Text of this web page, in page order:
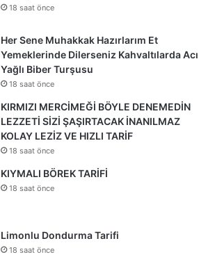
18 saat önce
Her Sene Muhakkak Hazırlarım Et
Yemeklerinde Dilerseniz Kahvaltılarda Acı
Yağlı Biber Turşusu
18 saat önce
KIRMIZI MERCİMEĞİ BÖYLE DENEMEDİN
LEZZETİ SİZİ ŞAŞIRTACAK İNANILMAZ
KOLAY LEZİZ VE HIZLI TARİF
18 saat önce
KIYMALI BÖREK TARİFİ
18 saat önce
Limonlu Dondurma Tarifi
18 saat önce